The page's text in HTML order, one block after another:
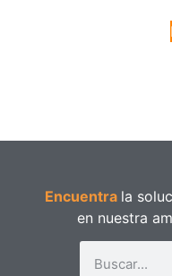
Encuentra la
en nuestra